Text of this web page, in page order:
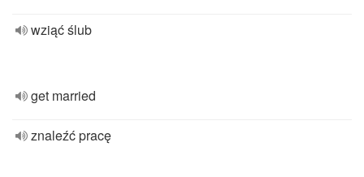
wziąć ślub
get married
znaleźć pracę